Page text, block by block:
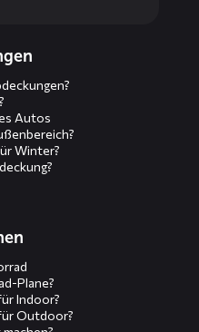
Autos
Winter?
Plane?
Indoor?
Outdoor?